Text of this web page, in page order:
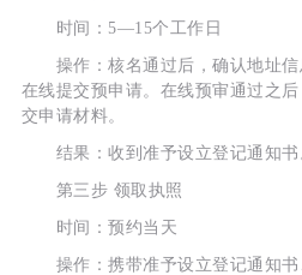
时间：5—15个工作日
操作：核名通过后，确认地址信
在线提交预申请。在线预审通过之
交申请材料。
结果：收到准予设立登记通知书
第三步 领取执照
时间：预约当天
操作：携带准予设立登记通知书